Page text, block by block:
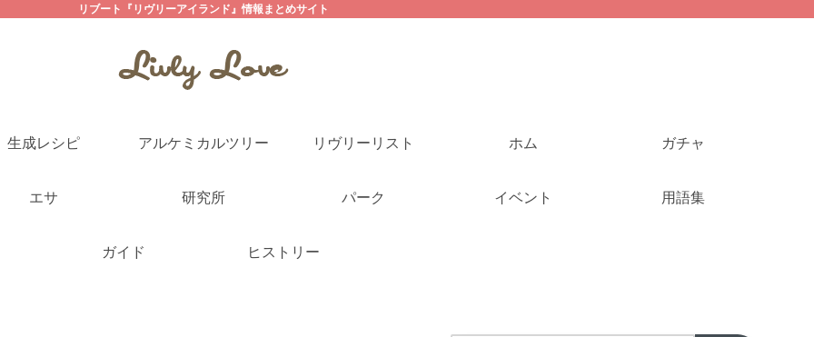
リブート『リヴリーアイランド』情報まとめサイト
生成レシピ アルケミカルツリー リヴリーリスト ホム ガチャ
エサ 研究所 パーク イベント 用語集
ガイド ヒストリー